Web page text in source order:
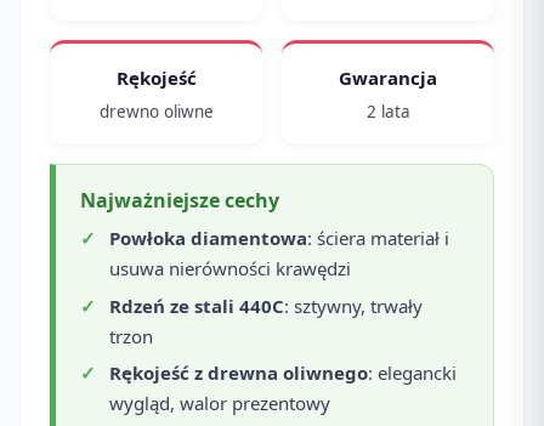
Rękojeść
drewno oliwne
Gwarancja
2 lata
Najważniejsze cechy
Powłoka diamentowa: ściera materiał i
usuwa nierówności krawędzi
Rdzeń ze stali 440C: sztywny, trwały
trzon
Rękojeść z drewna oliwnego: elegancki
wygląd, walor prezentowy